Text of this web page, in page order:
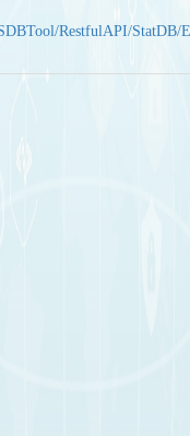
RestfulAPI/StatDB/